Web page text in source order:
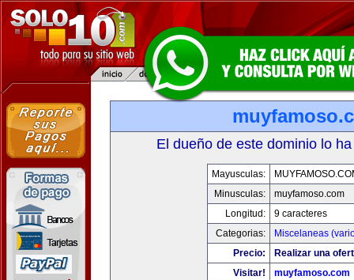
El dueño de este dominio lo
Mayusculas:
Minusculas:
muyfamoso.com
Longitud:
9 caracteres
Categorias:
Miscelaneas
Precio:
Realizar una
Visitar!
muyfamoso.com